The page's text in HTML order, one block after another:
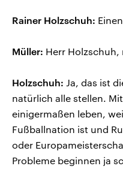
Rainer Holzschuh:
Müller: Herr Holzschuh,
Holzschuh: Ja, das ist
natürlich alle stellen.
einigermaßen leben,
Fußballnation ist und
oder
Probleme beginnen ja